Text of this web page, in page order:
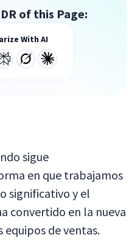
of this Page:
With AI
sigue
en que trabajamos
significativo y el
convertido en la nueva
equipos de ventas.